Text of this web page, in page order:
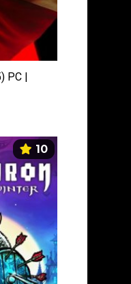
PC |
10